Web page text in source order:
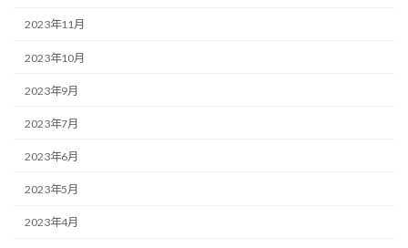
2023年11月
2023年10月
2023年9月
2023年7月
2023年6月
2023年5月
2023年4月